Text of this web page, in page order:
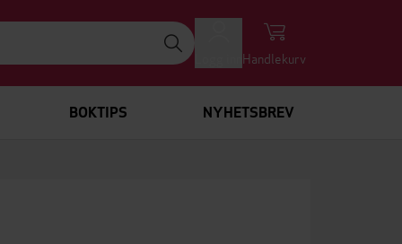
Handlekurv
BOKTIPS NYHETSBREV